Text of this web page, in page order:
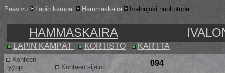
Pääsivu Lapin kämpät Hammaskaira Ivalonjoki huoltotupa
HAMMASKAIRA
LAPIN KÄMPÄT KORTISTO KARTTA
Kohteen
tyyppi:
Kohteen sijainti:
094